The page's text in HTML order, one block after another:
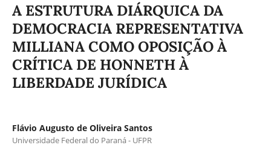
A ESTRUTURA DIÁRQUICA DA
DEMOCRACIA REPRESENTATIVA
MILLIANA COMO OPOSIÇÃO À
CRÍTICA DE HONNETH À
LIBERDADE JURÍDICA
Flávio Augusto de Oliveira Santos
Universidade Federal do Paraná - UFPR